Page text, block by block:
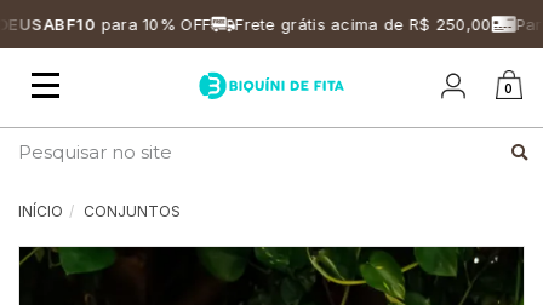
para 10% OFF Frete grátis acima de R$ 250,00
Mudar
0
INÍCIO CONJUNTOS